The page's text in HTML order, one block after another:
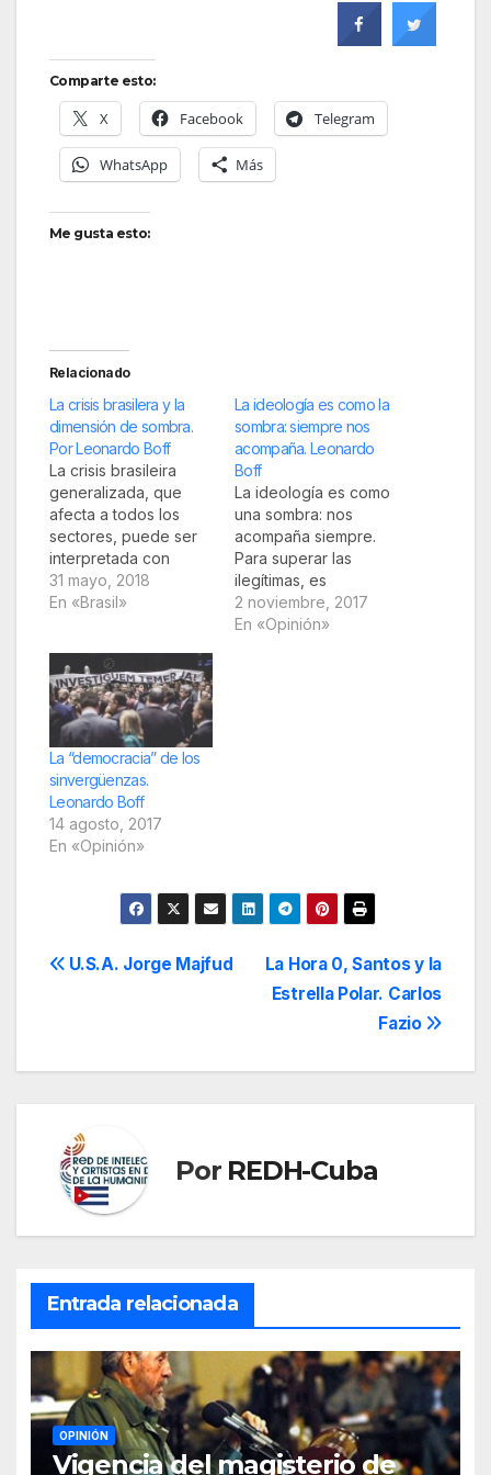
Comparte esto:
X Facebook Telegram
WhatsApp Más
Me gusta esto:
Relacionado
La crisis brasilera y la
dimensión de sombra.
Por Leonardo Boff
La crisis brasileira
generalizada, que
afecta a todos los
sectores, puede ser
interpretada con
diferentes claves de
lectura. Hasta ahora
sociológicas, políticas
e históricas. Pretendo
presentar una
derivada de las
categorías de C. G.
Jung en su psicología
analítica pues es
iluminadora. Avanzo
ya la hipótesis…
31 mayo, 2018
En «Brasil»
La ideología es como la
sombra: siempre nos
acompaña. Leonardo
Boff
La ideología es como
una sombra: nos
acompaña siempre.
Para superar las
ilegítimas, es
menester
desenmascararlas y
democráticamente
puede ser…
2 noviembre, 2017
En «Opinión»
La “democracia” de los
sinvergüenzas.
Leonardo Boff
14 agosto, 2017
En «Opinión»
Navegación
entradas
La Hora 0, Santos y la
Estrella Polar. Carlos
Fazio
U.S.A. Jorge Majfud
Por REDH-Cuba
Entrada relacionada
OPINIÓN
Vigencia del magisterio de